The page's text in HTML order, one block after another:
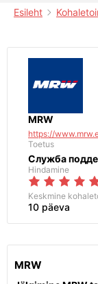
Esileht
MRW
https://
Toetus
Служба
Hindamine
Keskmine
10 päeva
MRW